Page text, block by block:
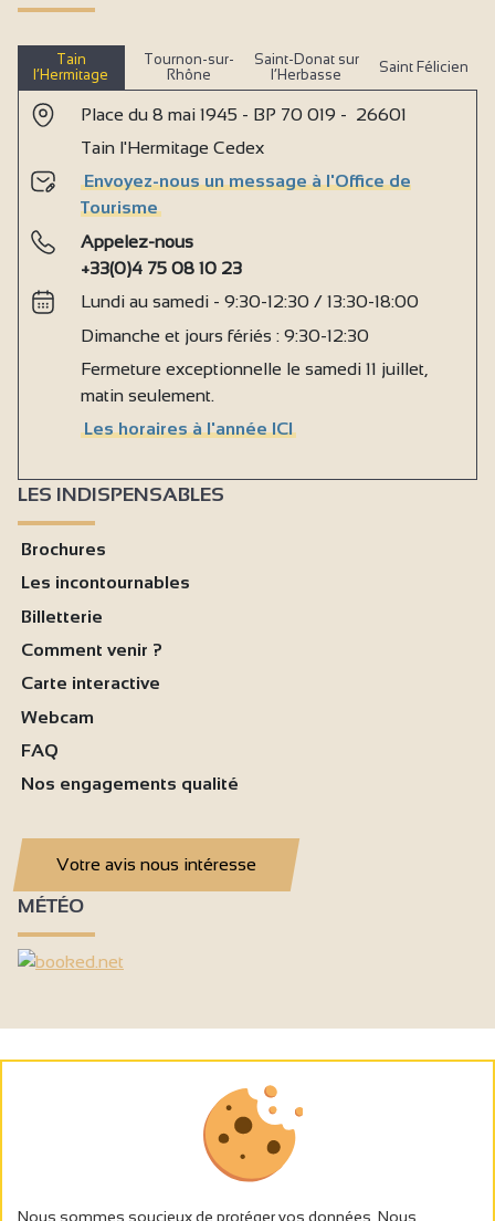
Tain
l’Hermitage
Tournon-sur-
Rhône
Saint-Donat sur
l’Herbasse
Saint Félicien
Place du 8 mai 1945 - BP 70 019 - 26601
Tain l'Hermitage Cedex
Envoyez-nous un message à l'Office de
Tourisme
Appelez-nous
+33(0)4 75 08 10 23
Lundi au samedi - 9:30-12:30 / 13:30-18:00
Dimanche et jours fériés : 9:30-12:30
Fermeture exceptionnelle le samedi 11 juillet,
matin seulement.
Les horaires à l'année ICI
LES INDISPENSABLES
Brochures
Les incontournables
Billetterie
Comment venir ?
Carte interactive
Webcam
FAQ
Nos engagements qualité
Votre avis nous intéresse
MÉTÉO
Nous sommes soucieux de protéger vos données. Nous